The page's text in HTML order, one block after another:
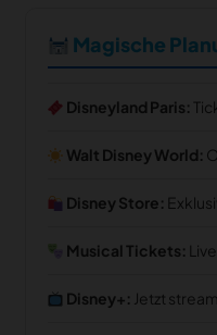
Magische
Disneyland Paris:
Walt Disney World:
Disney Store:
Musical Tickets:
Disney+: Jetzt